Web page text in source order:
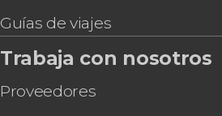
Guías de viajes
Trabaja con nosotros
Proveedores